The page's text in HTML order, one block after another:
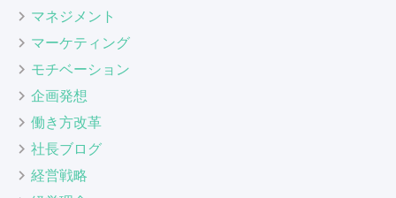
マネジメント
マーケティング
モチベーション
企画発想
働き方改革
社長ブログ
経営戦略